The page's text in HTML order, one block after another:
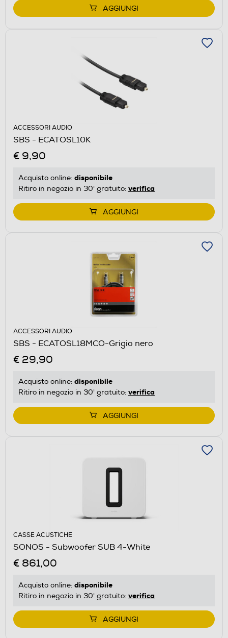
AGGIUNGI
ACCESSORI AUDIO
SBS - ECATOSL10K
€ 9,90
Acquisto online: disponibile
Ritiro in negozio in 30' gratuito: verifica
AGGIUNGI
ACCESSORI AUDIO
SBS - ECATOSL18MCO-Grigio nero
€ 29,90
Acquisto online: disponibile
Ritiro in negozio in 30' gratuito: verifica
AGGIUNGI
CASSE ACUSTICHE
SONOS - Subwoofer SUB 4-White
€ 861,00
Acquisto online: disponibile
Ritiro in negozio in 30' gratuito: verifica
AGGIUNGI